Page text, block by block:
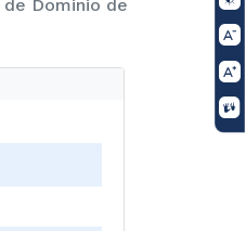
Dominio de